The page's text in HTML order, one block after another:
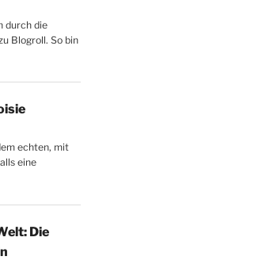
durch die
Blogroll. So bin
echten, mit
eine
Die